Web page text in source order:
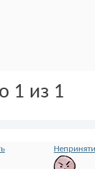
1 из 1